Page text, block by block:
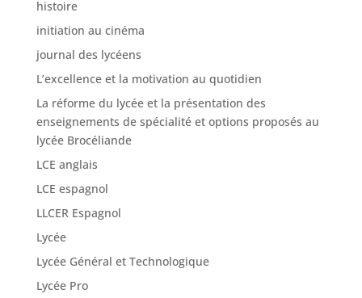
histoire
initiation au cinéma
journal des lycéens
L’excellence et la motivation au quotidien
La réforme du lycée et la présentation des
enseignements de spécialité et options proposés au
lycée Brocéliande
LCE anglais
LCE espagnol
LLCER Espagnol
Lycée
Lycée Général et Technologique
Lycée Pro